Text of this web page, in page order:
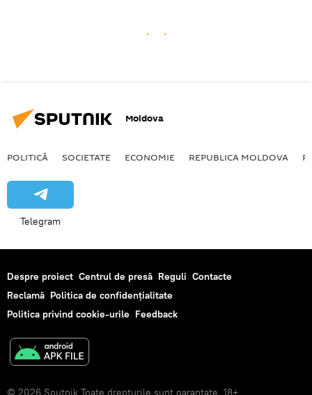
Moldova
POLITICĂ SOCIETATE ECONOMIE REPUBLICA MOLDOVA
Telegram
Despre proiect Centrul de presă Reguli Contacte
Reclamă Politica de confidențialitate
Politica privind cookie-urile Feedback
© 2026 Sputnik Toate drepturile sunt garantate. 18+